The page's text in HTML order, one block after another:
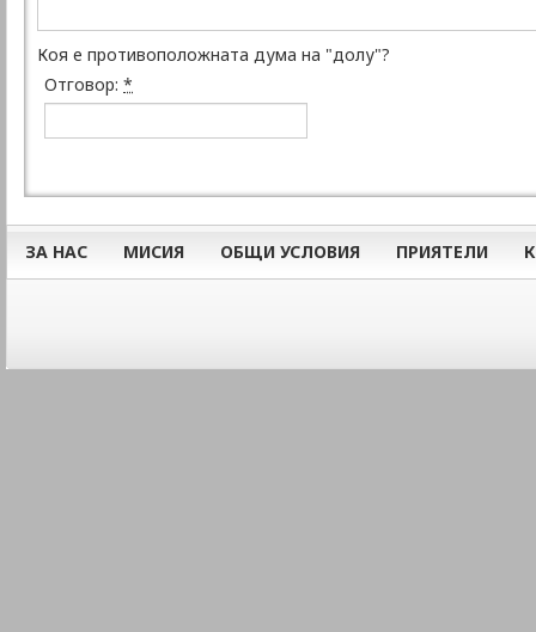
Коя е противоположната дума на "долу"?
Отговор: *
ЗА НАС МИСИЯ ОБЩИ УСЛОВИЯ ПРИЯТЕЛИ